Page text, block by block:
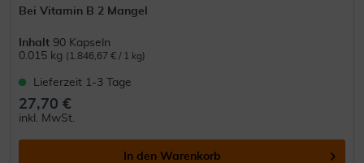
Bei Vitamin B 2 Mangel
Inhalt 90 Kapseln
0.015 kg (1.846,67 € / 1 kg)
Lieferzeit 1-3 Tage
27,70 €
inkl. MwSt.
In den Warenkorb